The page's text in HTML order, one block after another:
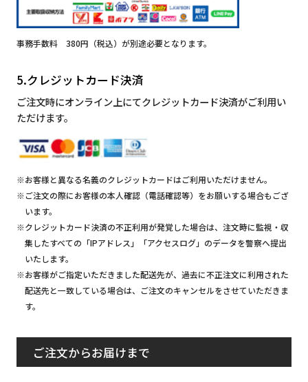
事務手数料 380円（税込）が別途必要となります。
5.クレジットカード決済
ご注文時にオンライン上にてクレジットカード決済がご利用い
ただけます。
※お客様と異なる名義のクレジットカードはご利用いただけません。
※ご注文の際にお客様の本人確認（電話確認等）をお願いする場合もござ
います。
※クレジットカード決済の不正利用が発覚した場合は、注文時に監視・収
集したすべての「IPアドレス」「アクセスログ」のデータを警察へ提出
いたします。
※お客様がご指定いただきました配送先が、過去に不正注文に利用された
配送先と一致している場合は、ご注文のキャンセルをさせていただきま
す。
ご注文からお届けまで